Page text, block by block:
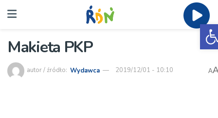
Makieta PKP
autor / źródło: Wydawca 2019/12/01 - 10:10 A